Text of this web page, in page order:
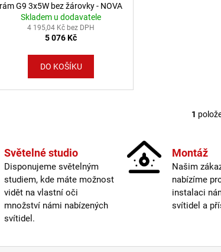
rám G9 3x5W bez žárovky - NOVA
LUCE
Skladem u dodavatele
4 195,04 Kč bez DPH
5 076 Kč
DO KOŠÍKU
1
Světelné studio
Disponujeme světelným
studiem, kde máte možnost
vidět na vlastní oči
množství námi nabízených
svítidel.
Montáž
Našim
nabízíme
instalaci
svítidel a